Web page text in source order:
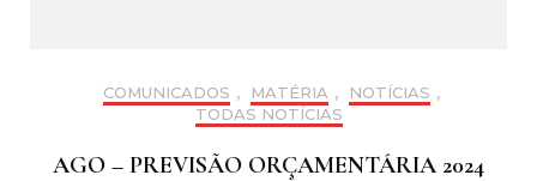
COMUNICADOS , MATÉRIA , NOTÍCIAS ,
TODAS NOTÍCIAS
AGO – PREVISÃO ORÇAMENTÁRIA 2024